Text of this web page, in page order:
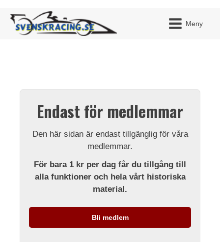
Meny
Endast för medlemmar
Den här sidan är endast tillgänglig för våra
medlemmar.
För bara 1 kr per dag får du tillgång till
alla funktioner och hela vårt historiska
material.
Bli medlem